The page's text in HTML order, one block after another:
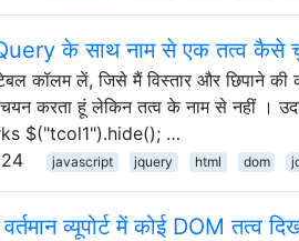
के साथ नाम से एक तत्व कैसे
कॉलम लें, जिसे मैं विस्तार और छिपाने की
चयन करता हूं लेकिन तत्व के नाम से नहीं
$("tcol1").hide(); …
javascript jquery html dom
वर्तमान व्यूपोर्ट में कोई DOM तत्व